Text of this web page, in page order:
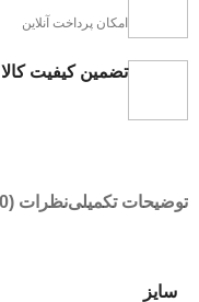
امکان پرداخت آنلاین
تضمین کیفیت کالا
توضیحات تکمیلینظرات (0)
سایز